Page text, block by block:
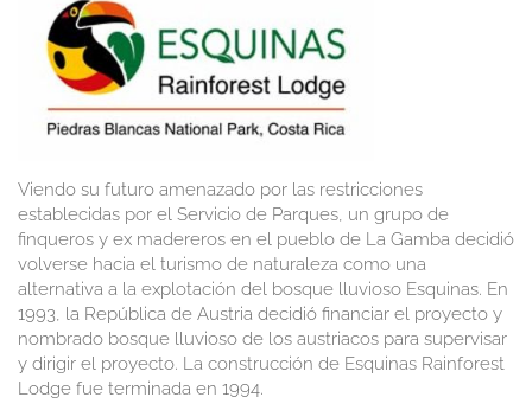
Viendo su futuro amenazado por las restricciones
establecidas por el Servicio de Parques, un grupo de
finqueros y ex madereros en el pueblo de La Gamba decidió
volverse hacia el turismo de naturaleza como una
alternativa a la explotación del bosque lluvioso Esquinas. En
1993, la República de Austria decidió financiar el proyecto y
nombrado bosque lluvioso de los austriacos para supervisar
y dirigir el proyecto. La construcción de Esquinas Rainforest
Lodge fue terminada en 1994.